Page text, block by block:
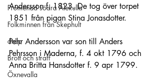
Promenad södra Älekulla
Folkminnen från Skephult
dråp
Brott och straff
Öxnevalla
Andersson f. 1823. De tog över torpet
1851 från pigan Stina Jonasdotter.
Pehr Andersson var son till Anders
Pehrsson i Maderna, f. 4 okt 1796 och
Anna Britta Hansdotter f. 9 apr 1799.